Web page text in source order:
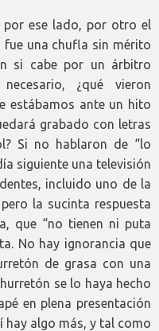
ese lado, por otro el
fue una chufla sin mérito
si cabe por un árbitro
¿qué vieron
estábamos ante un hito
grabado con letras
Si no hablaron de “lo
siguiente una televisión
incluido uno de la
la sucinta respuesta
que “no tienen ni puta
No hay ignorancia que
de grasa con una
se lo haya hecho
en plena presentación
hay algo más, y tal como